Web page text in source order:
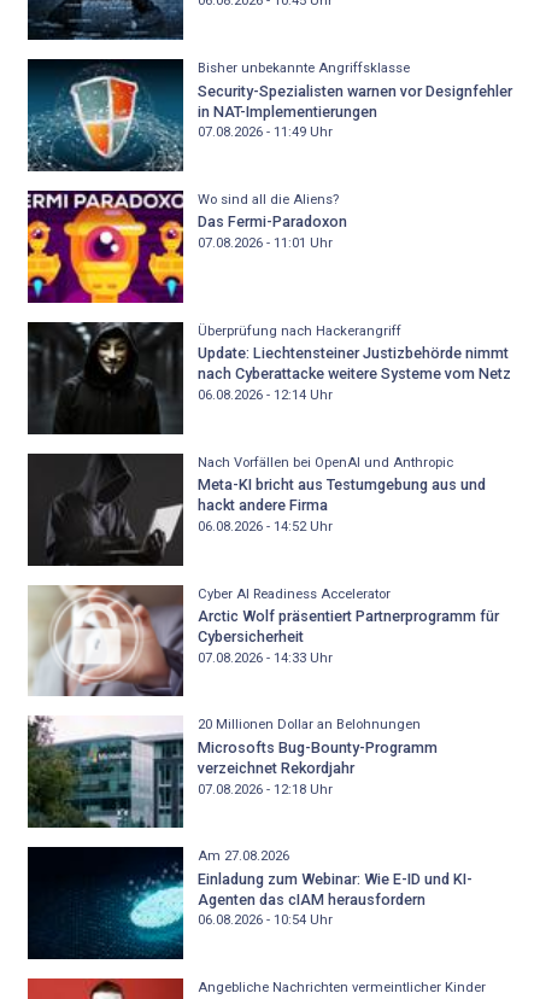
Bisher unbekannte Angriffsklasse
Security-Spezialisten warnen vor Designfehler
in NAT-Implementierungen
07.08.2026 - 11:49Uhr
Wo sind all die Aliens?
Das Fermi-Paradoxon
07.08.2026 - 11:01 Uhr
Überprüfung nach Hackerangriff
Update: Liechtensteiner Justizbehörde nimmt
nach Cyberattacke weitere Systeme vom Netz
06.08.2026 - 12:14Uhr
Nach Vorfällen bei OpenAI und Anthropic
Meta-KI bricht aus Testumgebung aus und
hackt andere Firma
06.08.2026 - 14:52Uhr
Cyber AI Readiness Accelerator
Arctic Wolf präsentiert Partnerprogramm für
Cybersicherheit
07.08.2026 - 14:33Uhr
20 Millionen Dollar an Belohnungen
Microsofts Bug-Bounty-Programm
verzeichnet Rekordjahr
07.08.2026 - 12:18Uhr
Am 27.08.2026
Einladung zum Webinar: Wie E-ID und KI-
Agenten das cIAM herausfordern
06.08.2026 - 10:54Uhr
Angebliche Nachrichten vermeintlicher Kinder